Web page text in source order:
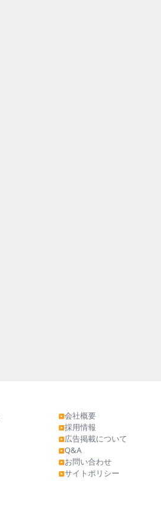
▶会社概要
▶採用情報
▶広告掲載について
▶Q&A
▶お問い合わせ
▶サイトポリシー